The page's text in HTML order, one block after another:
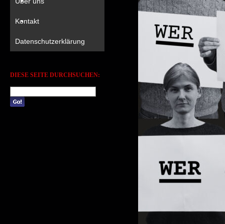
Kontakt
Datenschutzerklärung
DIESE SEITE DURCHSUCHEN: